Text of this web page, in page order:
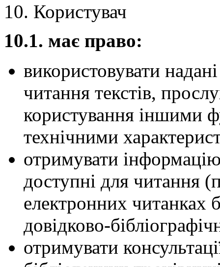
10. Користувач
10.1. має право:
використовувати
читання текстів,
користування іншими
технічними
отримувати
доступні для читання
електронних читанках
довідково-
отримувати